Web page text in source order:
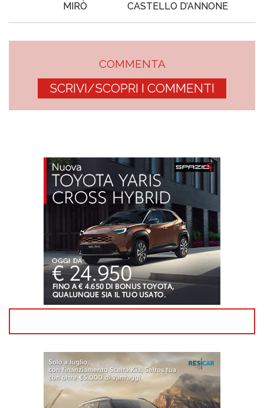
MIRÒ
CASTELLO D’ANNONE
COMMENTA
SCRIVI/SCOPRI I COMMENTI